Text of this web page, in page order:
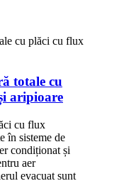
totale cu
aripioare
cu flux
în sisteme de
condiționat și
aer
evacuat sunt